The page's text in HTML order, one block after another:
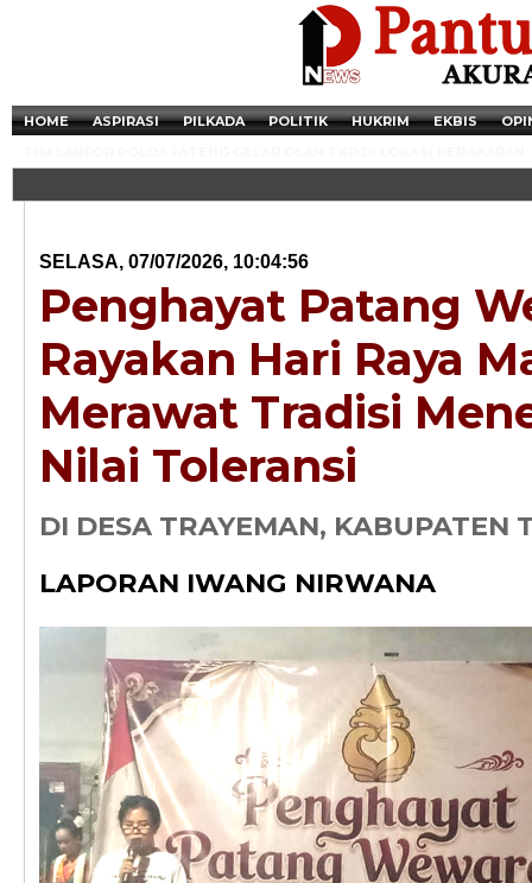
HOME ASPIRASI PILKADA POLITIK HUKRIM EKBIS
SELASA, 07/07/2026, 10:04:56
Penghayat Patang
Rayakan Hari Raya
Merawat Tradisi
Nilai Toleransi
DI DESA TRAYEMAN, KABUPATEN
LAPORAN IWANG NIRWANA